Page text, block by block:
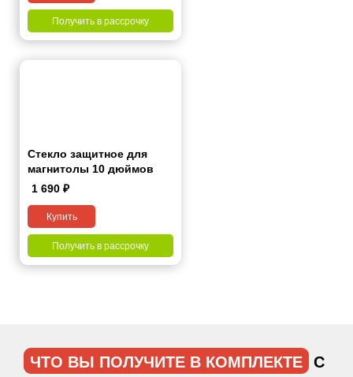
Получить в рассрочку
Стекло защитное для
магнитолы 10 дюймов
1 690 ₽
Купить
Получить в рассрочку
ЧТО ВЫ ПОЛУЧИТЕ В КОМПЛЕКТЕ С